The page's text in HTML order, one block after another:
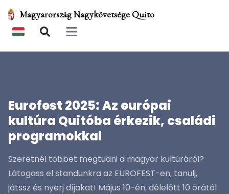
Magyarország Nagykövetsége Quito
Open main menu
Eurofest 2025: Az európai
kultúra Quitóba érkezik, családi
programokkal
Szeretnél többet megtudni a magyar kultúráról?
Látogass el standunkra az EUROFEST-en, tanulj,
játssz és nyerj díjakat! Május 10-én, délelőtt 10 órától